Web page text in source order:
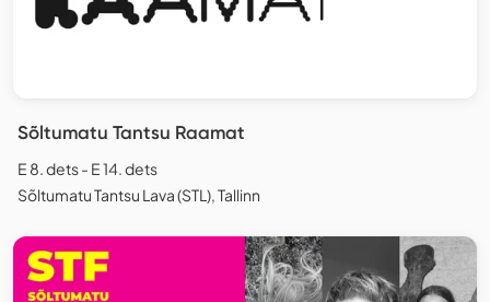
Sõltumatu Tantsu Raamat
E 8. dets - E 14. dets
Sõltumatu Tantsu Lava (STL), Tallinn